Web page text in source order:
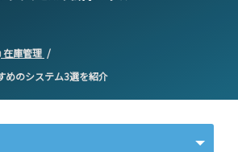
在庫管理
めのシステム3選を紹介